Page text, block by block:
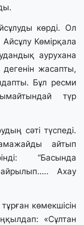
көрді. Ол
Көмірқала
аурухана
жасапты,
Бұл ресми
түр
сәті түспеді.
айтып
“Басында
Ахау
көмекшісін
«Сұлтан